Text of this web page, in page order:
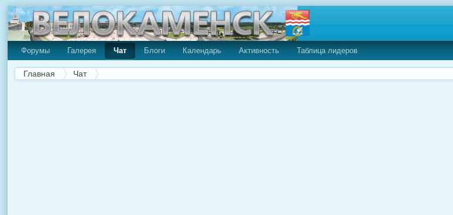
Форумы Галерея Чат Блоги Календарь Активность Таблица лидеров
Главная Чат